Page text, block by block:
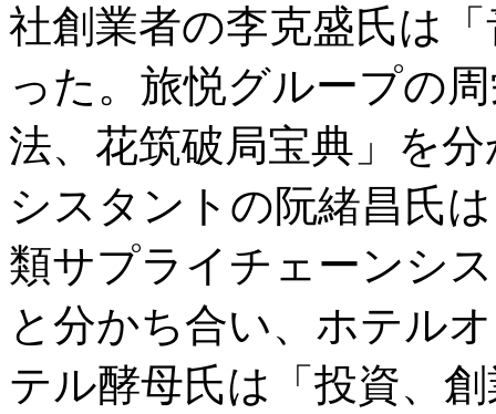
社創業者の李克盛氏は
った。旅悦グループの
法、花筑破局宝典」を
シスタントの阮緒昌氏
類サプライチェーンシ
と分かち合い、ホテル
テル酵母氏は「投資、